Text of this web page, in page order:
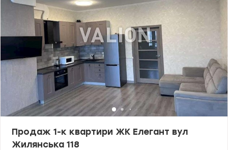
Продаж 1-к квартири ЖК Елегант вул
Жилянська 118